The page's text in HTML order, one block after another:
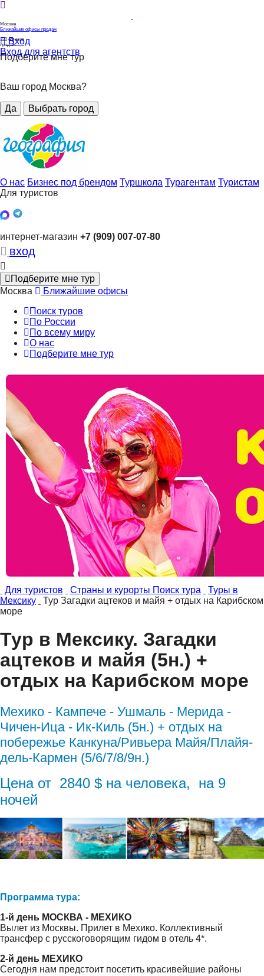
Москва
Ближайшие офисы продаж
320 офисов
продаж
Вход
Вход для агентств
Подберите мне тур
Ваш город Москва?
Да Выбрать город
О нас Бизнес под брендом Туршкола Турагентам Туристам
Для туристов
интернет-магазин +7 (909) 007-07-80
вход
Подберите мне тур
Москва
Ближайшие офисы
Поиск туров
По России
По всему миру
О нас
Подберите мне тур
Для туристов Страны и курорты Поиск тура
Туры в
Мексику
Тур Загадки ацтеков и майя + отдых на Карибском
море
Тур в Мексику. Загадки
ацтеков и майя (5н.) +
отдых на Карибском море
Мехико - Кампече - Ушмаль - Мерида -
Чичен-Ица - Ик-Киль (5н.) + отдых на
побережье Канкуна/Ривьера Майя/Плайя-
дель-Кармен (5/6/7/8/9н.)
Цена от 2840 $ на человека, на 9
ночей
Программа тура:
1-й день МОСКВА - МЕХИКО
Вылет из Москвы. Прилет в Мехико. Коллективный
трансфер с русскоговорящим гидом в отель 4*.
2-й день МЕХИКО
Сегодня нам предстоит посетить красивейшие районы